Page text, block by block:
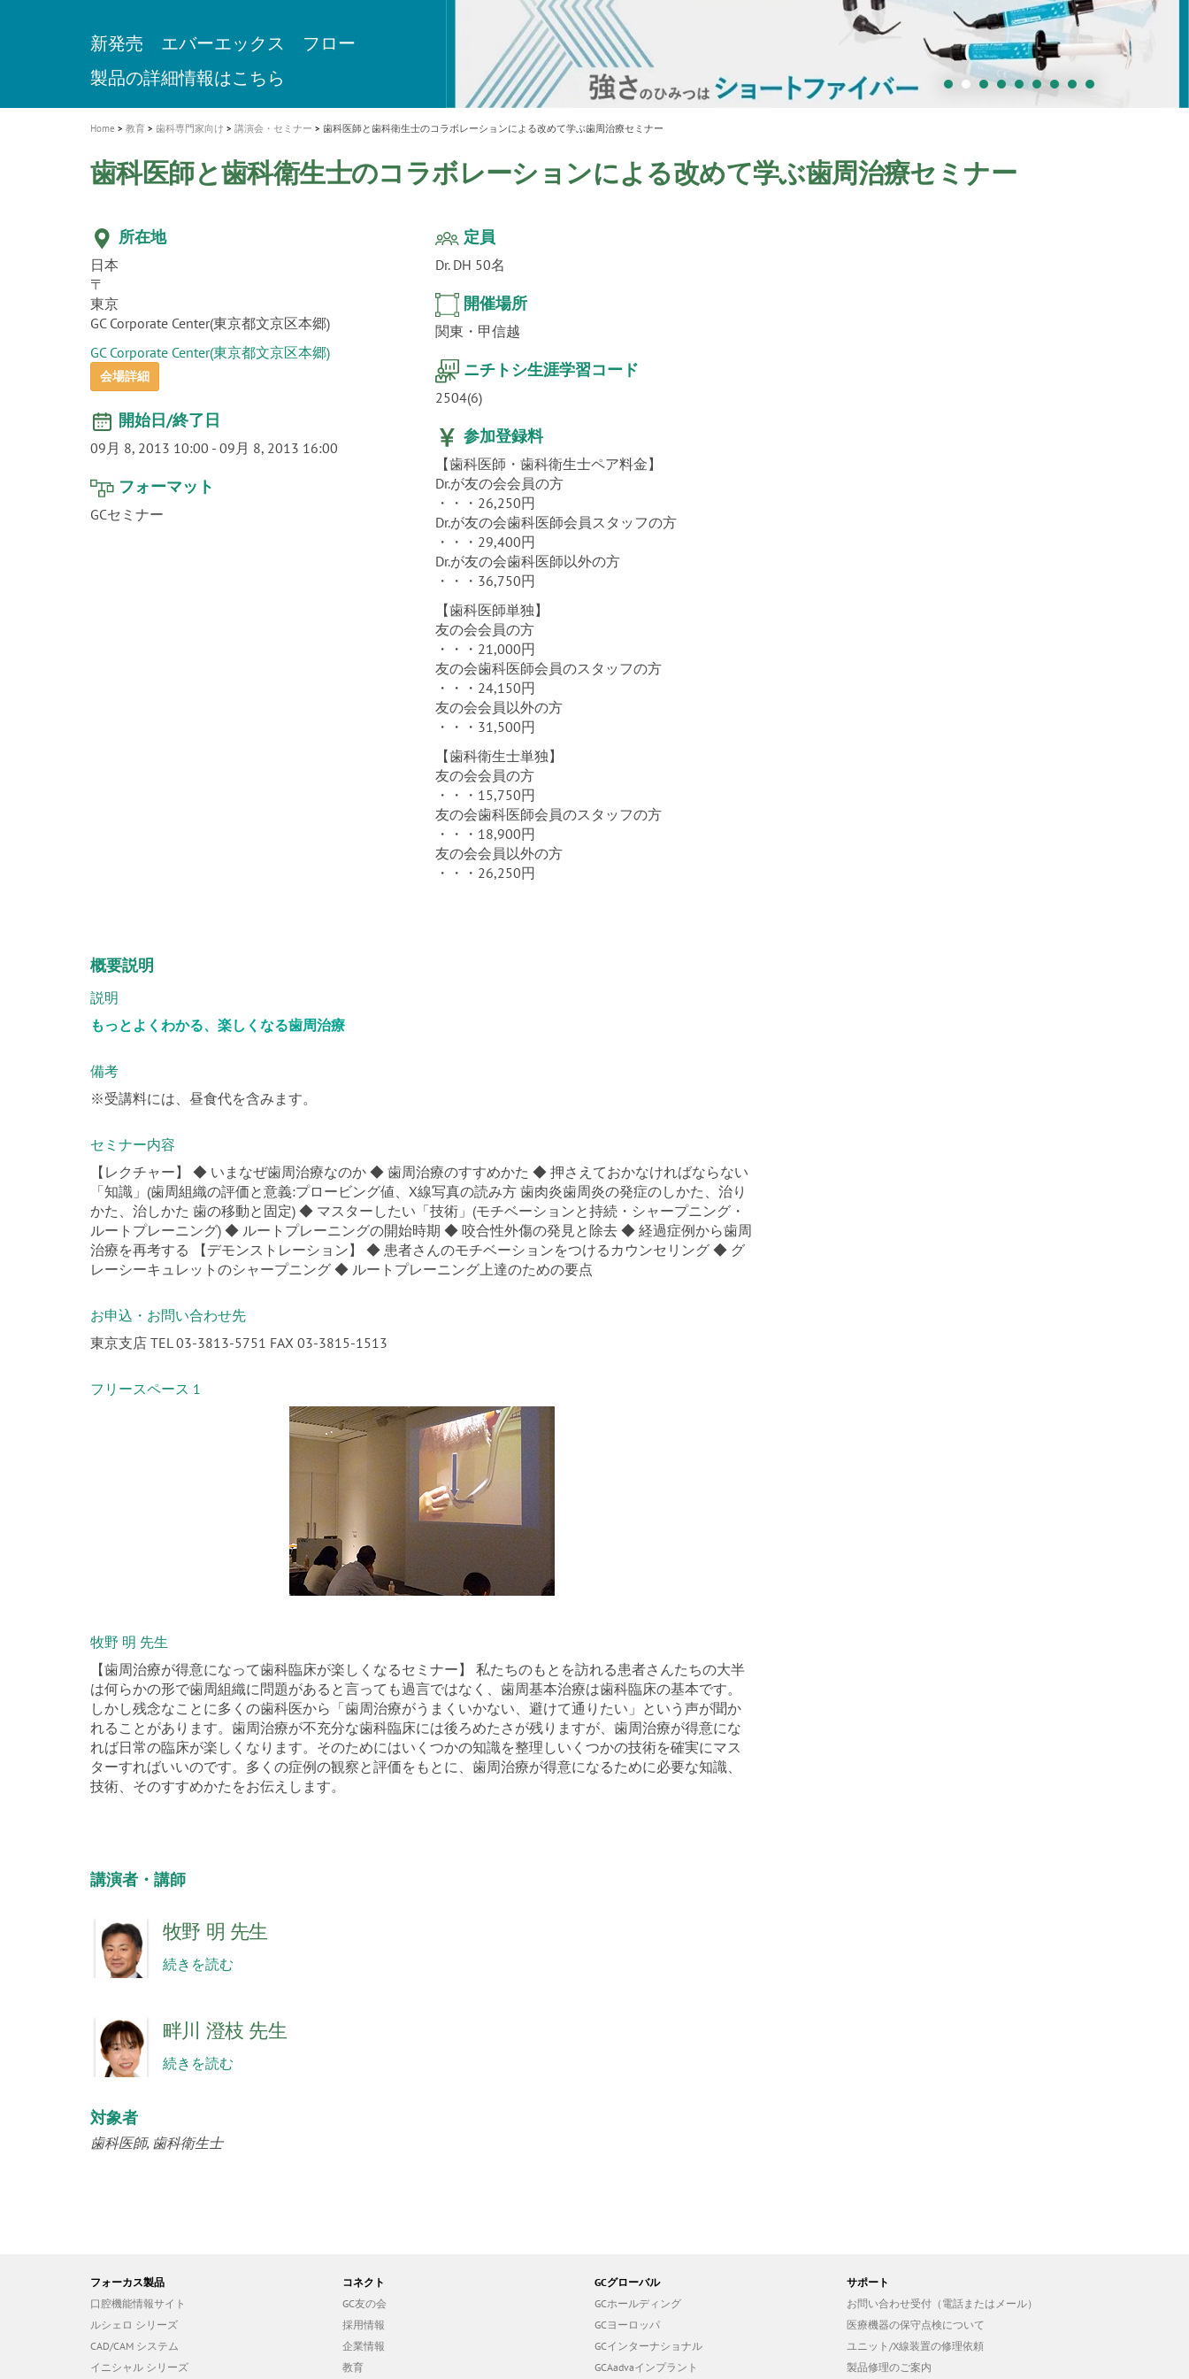
t
i
o
n
A healthy smile greatly contributes to your
quality of life
新発売 エバーエックス フロー
製品の詳細情報はこちら
「セラスマート テクノロジーブック」公
開
「イニシャル LiSi（リジ）ブロック テクノ
ロジーブック」公開
歯を内部まで白くする
医療ホワイトニング ティオン®
新製品 イオム ナゴミ for DH
専用サイトはこちら
新製品バキュクレーブ 118 / 318 Prime
製品の詳細情報はこちら
インプラント Aadva®
ショートインプラント新発売
GCグループ企業
Home 教育 歯科専門家向け 講演会・セミナー 歯科医師と歯科衛生士のコラボレーションによる改めて学ぶ歯周治療セミナー
歯科医師と歯科衛生士のコラボレーションによる改めて学ぶ歯周治療セミナー
所在地
日本
〒
東京
GC Corporate Center(東京都文京区本郷)
GC Corporate Center(東京都文京区本郷)
会場詳細
開始日/終了日
09月 8, 2013 10:00 - 09月 8, 2013 16:00
フォーマット
GCセミナー
定員
Dr. DH 50名
開催場所
関東・甲信越
ニチトシ生涯学習コード
2504(6)
参加登録料
【歯科医師・歯科衛生士ペア料金】
Dr.が友の会会員の方
・・・26,250円
Dr.が友の会歯科医師会員スタッフの方
・・・29,400円
Dr.が友の会歯科医師以外の方
・・・36,750円
【歯科医師単独】
友の会会員の方
・・・21,000円
友の会歯科医師会員のスタッフの方
・・・24,150円
友の会会員以外の方
・・・31,500円
【歯科衛生士単独】
友の会会員の方
・・・15,750円
友の会歯科医師会員のスタッフの方
・・・18,900円
友の会会員以外の方
・・・26,250円
概要説明
説明
もっとよくわかる、楽しくなる歯周治療
備考
※受講料には、昼食代を含みます。
セミナー内容
【レクチャー】 ◆ いまなぜ歯周治療なのか ◆ 歯周治療のすすめかた ◆ 押さえておかなければならない
「知識」(歯周組織の評価と意義:プロービング値、X線写真の読み方 歯肉炎歯周炎の発症のしかた、治り
かた、治しかた 歯の移動と固定) ◆ マスターしたい「技術」(モチベーションと持続・シャープニング・
ルートプレーニング) ◆ ルートプレーニングの開始時期 ◆ 咬合性外傷の発見と除去 ◆ 経過症例から歯周
治療を再考する 【デモンストレーション】 ◆ 患者さんのモチベーションをつけるカウンセリング ◆ グ
レーシーキュレットのシャープニング ◆ ルートプレーニング上達のための要点
お申込・お問い合わせ先
東京支店 TEL 03-3813-5751 FAX 03-3815-1513
フリースペース 1
牧野 明 先生
【歯周治療が得意になって歯科臨床が楽しくなるセミナー】 私たちのもとを訪れる患者さんたちの大半
は何らかの形で歯周組織に問題があると言っても過言ではなく、歯周基本治療は歯科臨床の基本です。
しかし残念なことに多くの歯科医から「歯周治療がうまくいかない、避けて通りたい」という声が聞か
れることがあります。歯周治療が不充分な歯科臨床には後ろめたさが残りますが、歯周治療が得意にな
れば日常の臨床が楽しくなります。そのためにはいくつかの知識を整理しいくつかの技術を確実にマス
ターすればいいのです。多くの症例の観察と評価をもとに、歯周治療が得意になるために必要な知識、
技術、そのすすめかたをお伝えします。
講演者・講師
牧野 明 先生
続きを読む
畔川 澄枝 先生
続きを読む
対象者
歯科医師 歯科衛生士
フォーカス製品
口腔機能情報サイト
ルシェロ シリーズ
CAD/CAM システム
イニシャル シリーズ
コネクト
GC友の会
採用情報
企業情報
教育
GCグローバル
GCホールディング
GCヨーロッパ
GCインターナショナル
GCAadvaインプラント
サポート
お問い合わせ受付（電話またはメール）
医療機器の保守点検について
ユニット/X線装置の修理依頼
製品修理のご案内